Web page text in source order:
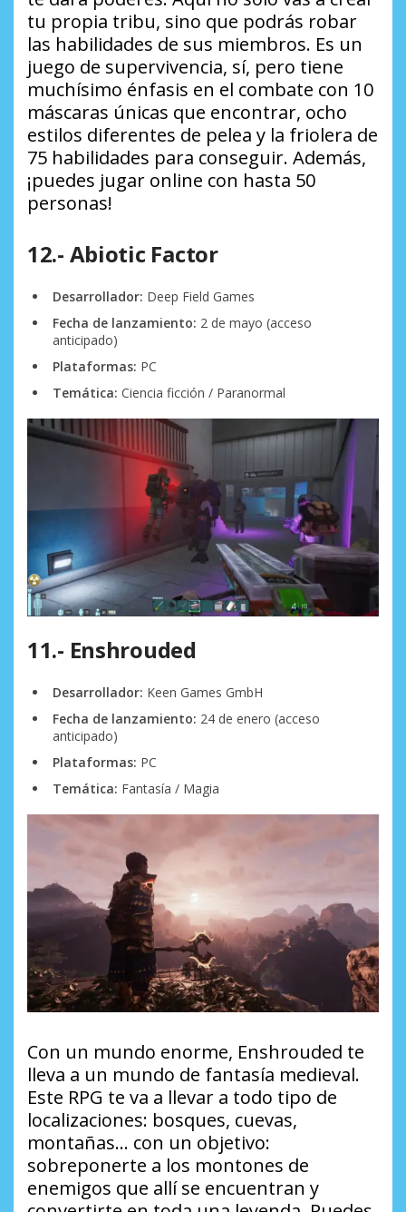
tu propia tribu, sino que podrás robar
las habilidades de sus miembros. Es un
juego de supervivencia, sí, pero tiene
muchísimo énfasis en el combate con 10
máscaras únicas que encontrar, ocho
estilos diferentes de pelea y la friolera de
75 habilidades para conseguir. Además,
¡puedes jugar online con hasta 50
personas!
12.- Abiotic Factor
Desarrollador: Deep Field Games
Fecha de lanzamiento: 2 de mayo (acceso
anticipado)
Plataformas: PC
Temática: Ciencia ficción / Paranormal
11.- Enshrouded
Desarrollador: Keen Games GmbH
Fecha de lanzamiento: 24 de enero (acceso
anticipado)
Plataformas: PC
Temática: Fantasía / Magia
Con un mundo enorme, Enshrouded te
lleva a un mundo de fantasía medieval.
Este RPG te va a llevar a todo tipo de
localizaciones: bosques, cuevas,
montañas… con un objetivo:
sobreponerte a los montones de
enemigos que allí se encuentran y